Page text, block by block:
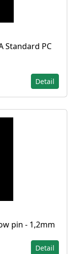
Standard PC
Detail
pin - 1,2mm
Detail